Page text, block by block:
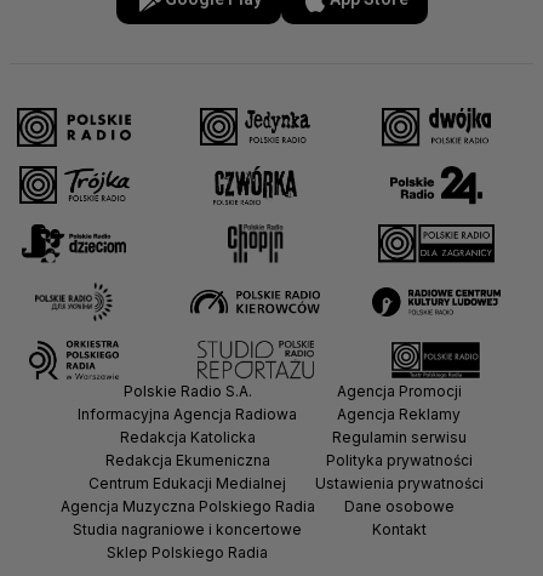
Polskie Radio S.A.
Informacyjna Agencja Radiowa
Redakcja Katolicka
Redakcja Ekumeniczna
Centrum Edukacji Medialnej
Agencja Muzyczna Polskiego Radia
Studia nagraniowe i koncertowe
Sklep Polskiego Radia
Agencja Promocji
Agencja Reklamy
Regulamin serwisu
Polityka prywatności
Ustawienia prywatności
Dane osobowe
Kontakt